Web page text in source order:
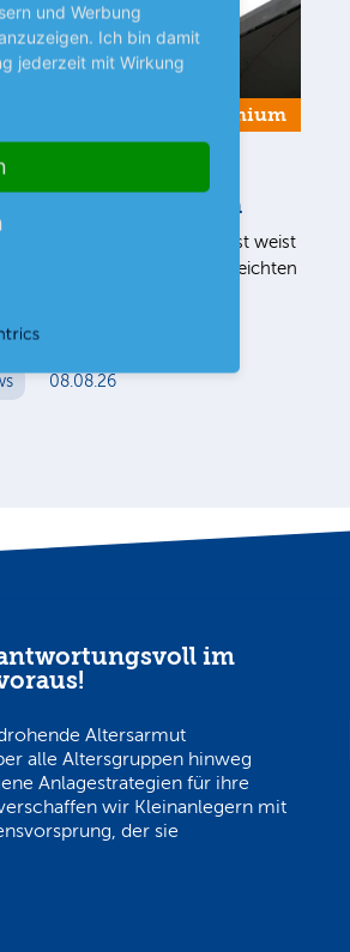
Premium
AUS UNTERNEHMEN
kann liefern
Spezialist weist
ersten 6 Monate mit einen leichten
08.08.26
im
Altersarmut
alle Altersgruppen hinweg
Anlagestrategien für ihre
wir Kleinanlegern mit
der sie
und Werbung
Ich bin damit
jederzeit mit Wirkung